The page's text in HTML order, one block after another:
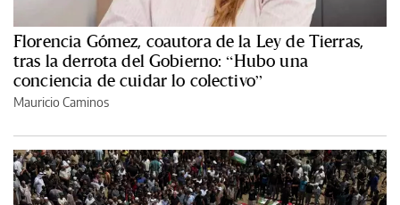
Florencia Gómez, coautora de la Ley de Tierras,
tras la derrota del Gobierno: “Hubo una
conciencia de cuidar lo colectivo”
Mauricio Caminos